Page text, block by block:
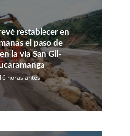
restablecer en
el paso de
la vía San Gil-
16 horas antes